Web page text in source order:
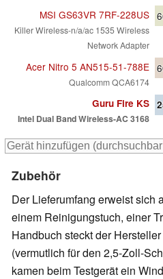
MSI GS63VR 7RF-228US
Killer Wireless-n/a/ac 1535 Wireless
Network Adapter
Acer Nitro 5 AN515-51-788E
Qualcomm QCA6174
Guru Fire KS
Intel Dual Band Wireless-AC 3168
Zubehör
Der Lieferumfang erweist sich
einem Reinigungstuch, einer
Handbuch steckt der
(vermutlich für den 2,5-Zoll-
kamen beim Testgerät ein